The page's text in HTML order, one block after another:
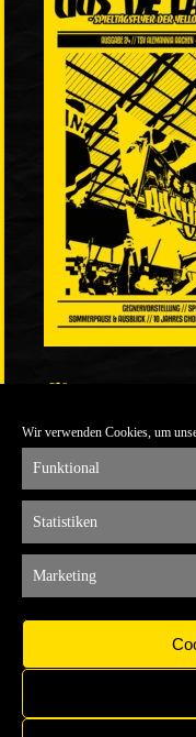
Wir verwenden Cookies, um
Funktional
Statistiken
Marketing
ULTRABLOG DER
ALEMANNIA
ARCHIV
ARCHIV